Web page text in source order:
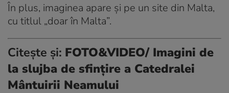
În plus, imaginea apare și pe un site din Malta,
cu titlul „doar în Malta”.
Citește și: FOTO&VIDEO/ Imagini de
la slujba de sfințire a Catedralei
Mântuirii Neamului